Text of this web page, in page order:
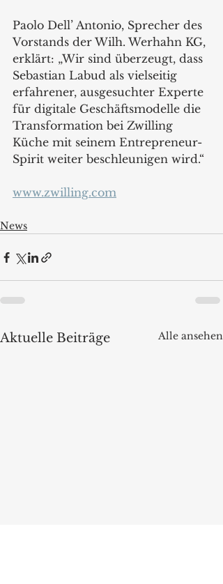
Paolo Dell’ Antonio, Sprecher des
Vorstands der Wilh. Werhahn KG,
erklärt: „Wir sind überzeugt, dass
Sebastian Labud als vielseitig
erfahrener, ausgesuchter Experte
für digitale Geschäftsmodelle die
Transformation bei Zwilling
Küche mit seinem Entrepreneur-
Spirit weiter beschleunigen wird.“
www.zwilling.com
News
Aktuelle Beiträge Alle ansehen